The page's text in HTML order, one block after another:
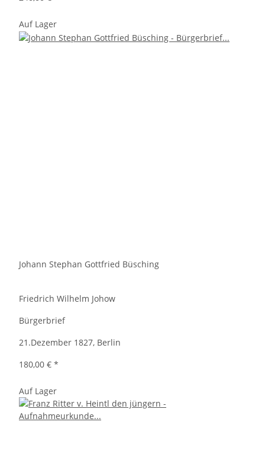
Auf Lager
Johann Stephan Gottfried Büsching
Friedrich Wilhelm Johow
Bürgerbrief
21.Dezember 1827, Berlin
180,00 € *
Auf Lager